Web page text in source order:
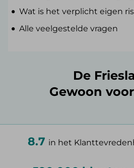
Wat is het verplicht eigen
Alle veelgestelde vragen
De
Gewoon
8.7 in het